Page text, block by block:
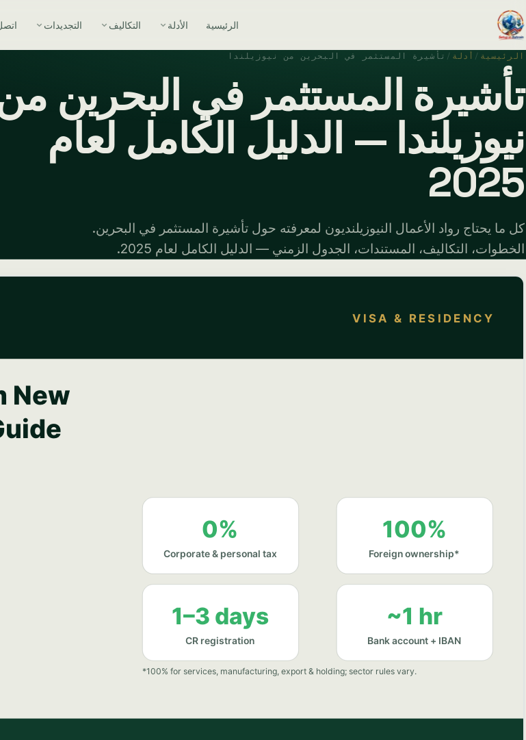
الرئيسية الأدلة التكاليف التجديدات
الرئيسية / أدلة / تأشيرة المستثمر في البحرين من نيوزيلندا
تأشيرة المستثمر في البحرين
نيوزيلندا — الدليل الكامل لعام
2025
كل ما يحتاج رواد الأعمال النيوزيلنديون لمعرفته حول تأشيرة المستثمر في البحرين.
الخطوات، التكاليف، المستندات، الجدول الزمني — الدليل الكامل لعام 2025.